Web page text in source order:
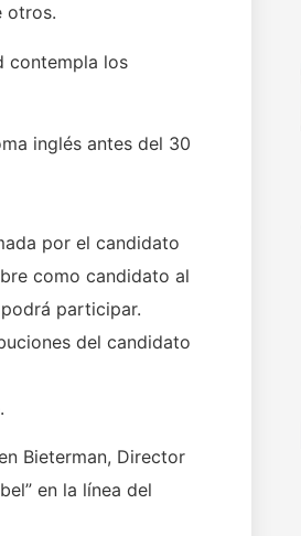
otros.
contempla los
inglés antes del 30
por el candidato
como candidato al
participar.
del candidato
Bieterman, Director
en la línea del